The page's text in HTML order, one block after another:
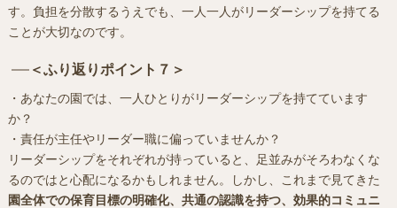
す。負担を分散するうえでも、一人一人がリーダーシップを持てる
ことが大切なのです。
＜ふり返りポイント７＞
・あなたの園では、一人ひとりがリーダーシップを持てています
か？
・責任が主任やリーダー職に偏っていませんか？
リーダーシップをそれぞれが持っていると、足並みがそろわなくな
るのではと心配になるかもしれません。しかし、これまで見てきた
園全体での保育目標の明確化、共通の認識を持つ、効果的コミュニ